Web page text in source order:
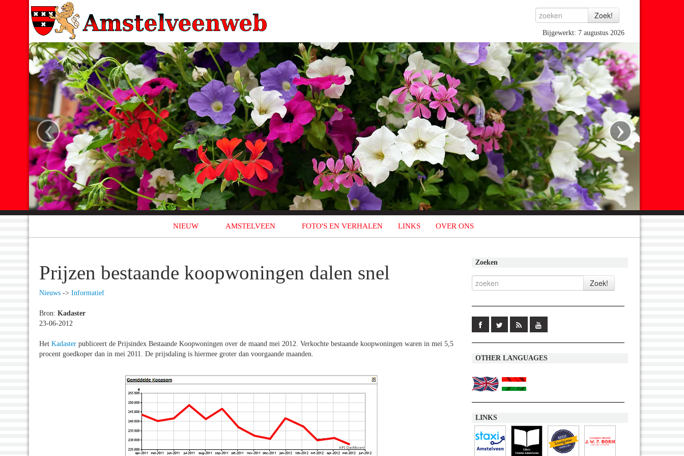
Bijgewerkt: 7 augustus 2026
‹ ›
NIEUW AMSTELVEEN FOTO'S EN VERHALEN LINKS OVER ONS
Prijzen bestaande koopwoningen dalen snel
Nieuws -> Informatief
Bron: Kadaster
23-06-2012
Het Kadaster publiceert de Prijsindex Bestaande Koopwoningen over de maand mei 2012. Verkochte bestaande koopwoningen waren in mei 5,5
procent goedkoper dan in mei 2011. De prijsdaling is hiermee groter dan voorgaande maanden.
Zoeken
OTHER LANGUAGES
LINKS